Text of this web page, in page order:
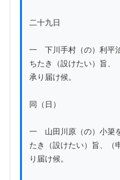
二十九日
一　下川手村（の）利平
ちたき（設けたい）旨、
承り届け候。
同（日）
一　山田川原（の）小簗
たき（設けたい）旨、（
り届け候。